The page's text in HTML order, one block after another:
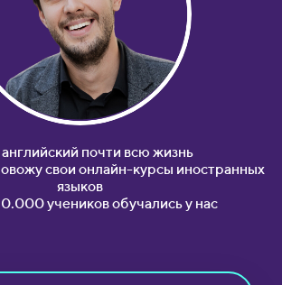
почти всю жизнь
свои онлайн-курсы иностранных
языков
учеников обучались у нас